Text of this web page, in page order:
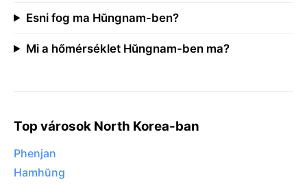
Esni fog ma Hŭngnam-ben?
Mi a hőmérséklet Hŭngnam-ben ma?
Top városok North Korea-ban
Phenjan
Hamhŭng